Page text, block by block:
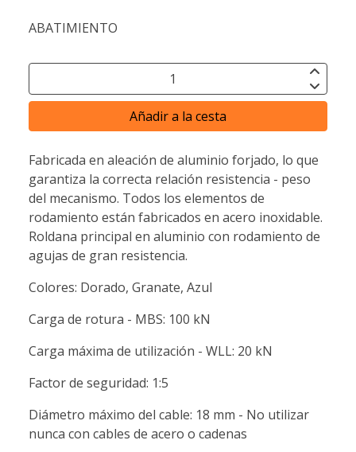
ABATIMIENTO
Añadir a la cesta
Fabricada en aleación de aluminio forjado, lo que
garantiza la correcta relación resistencia - peso
del mecanismo. Todos los elementos de
rodamiento están fabricados en acero inoxidable.
Roldana principal en aluminio con rodamiento de
agujas de gran resistencia.
Colores: Dorado, Granate, Azul
Carga de rotura - MBS: 100 kN
Carga máxima de utilización - WLL: 20 kN
Factor de seguridad: 1:5
Diámetro máximo del cable: 18 mm - No utilizar
nunca con cables de acero o cadenas